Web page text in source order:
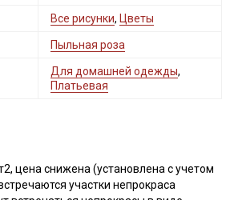
Все рисунки, Цветы
Пыльная роза
Для домашней одежды,
Платьевая
цена снижена (установлена с учетом
участки непрокраса